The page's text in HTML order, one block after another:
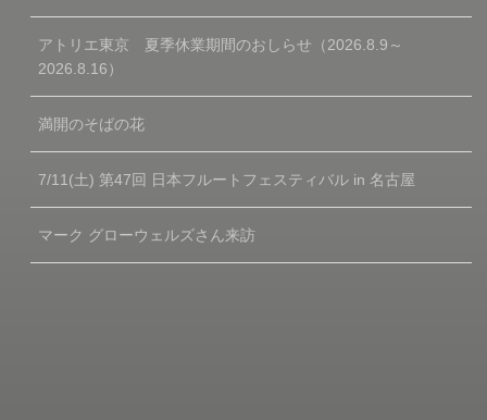
アトリエ東京 夏季休業期間のおしらせ（2026.8.9～
2026.8.16）
満開のそばの花
7/11(土) 第47回 日本フルートフェスティバル in 名古屋
マーク グローウェルズさん来訪